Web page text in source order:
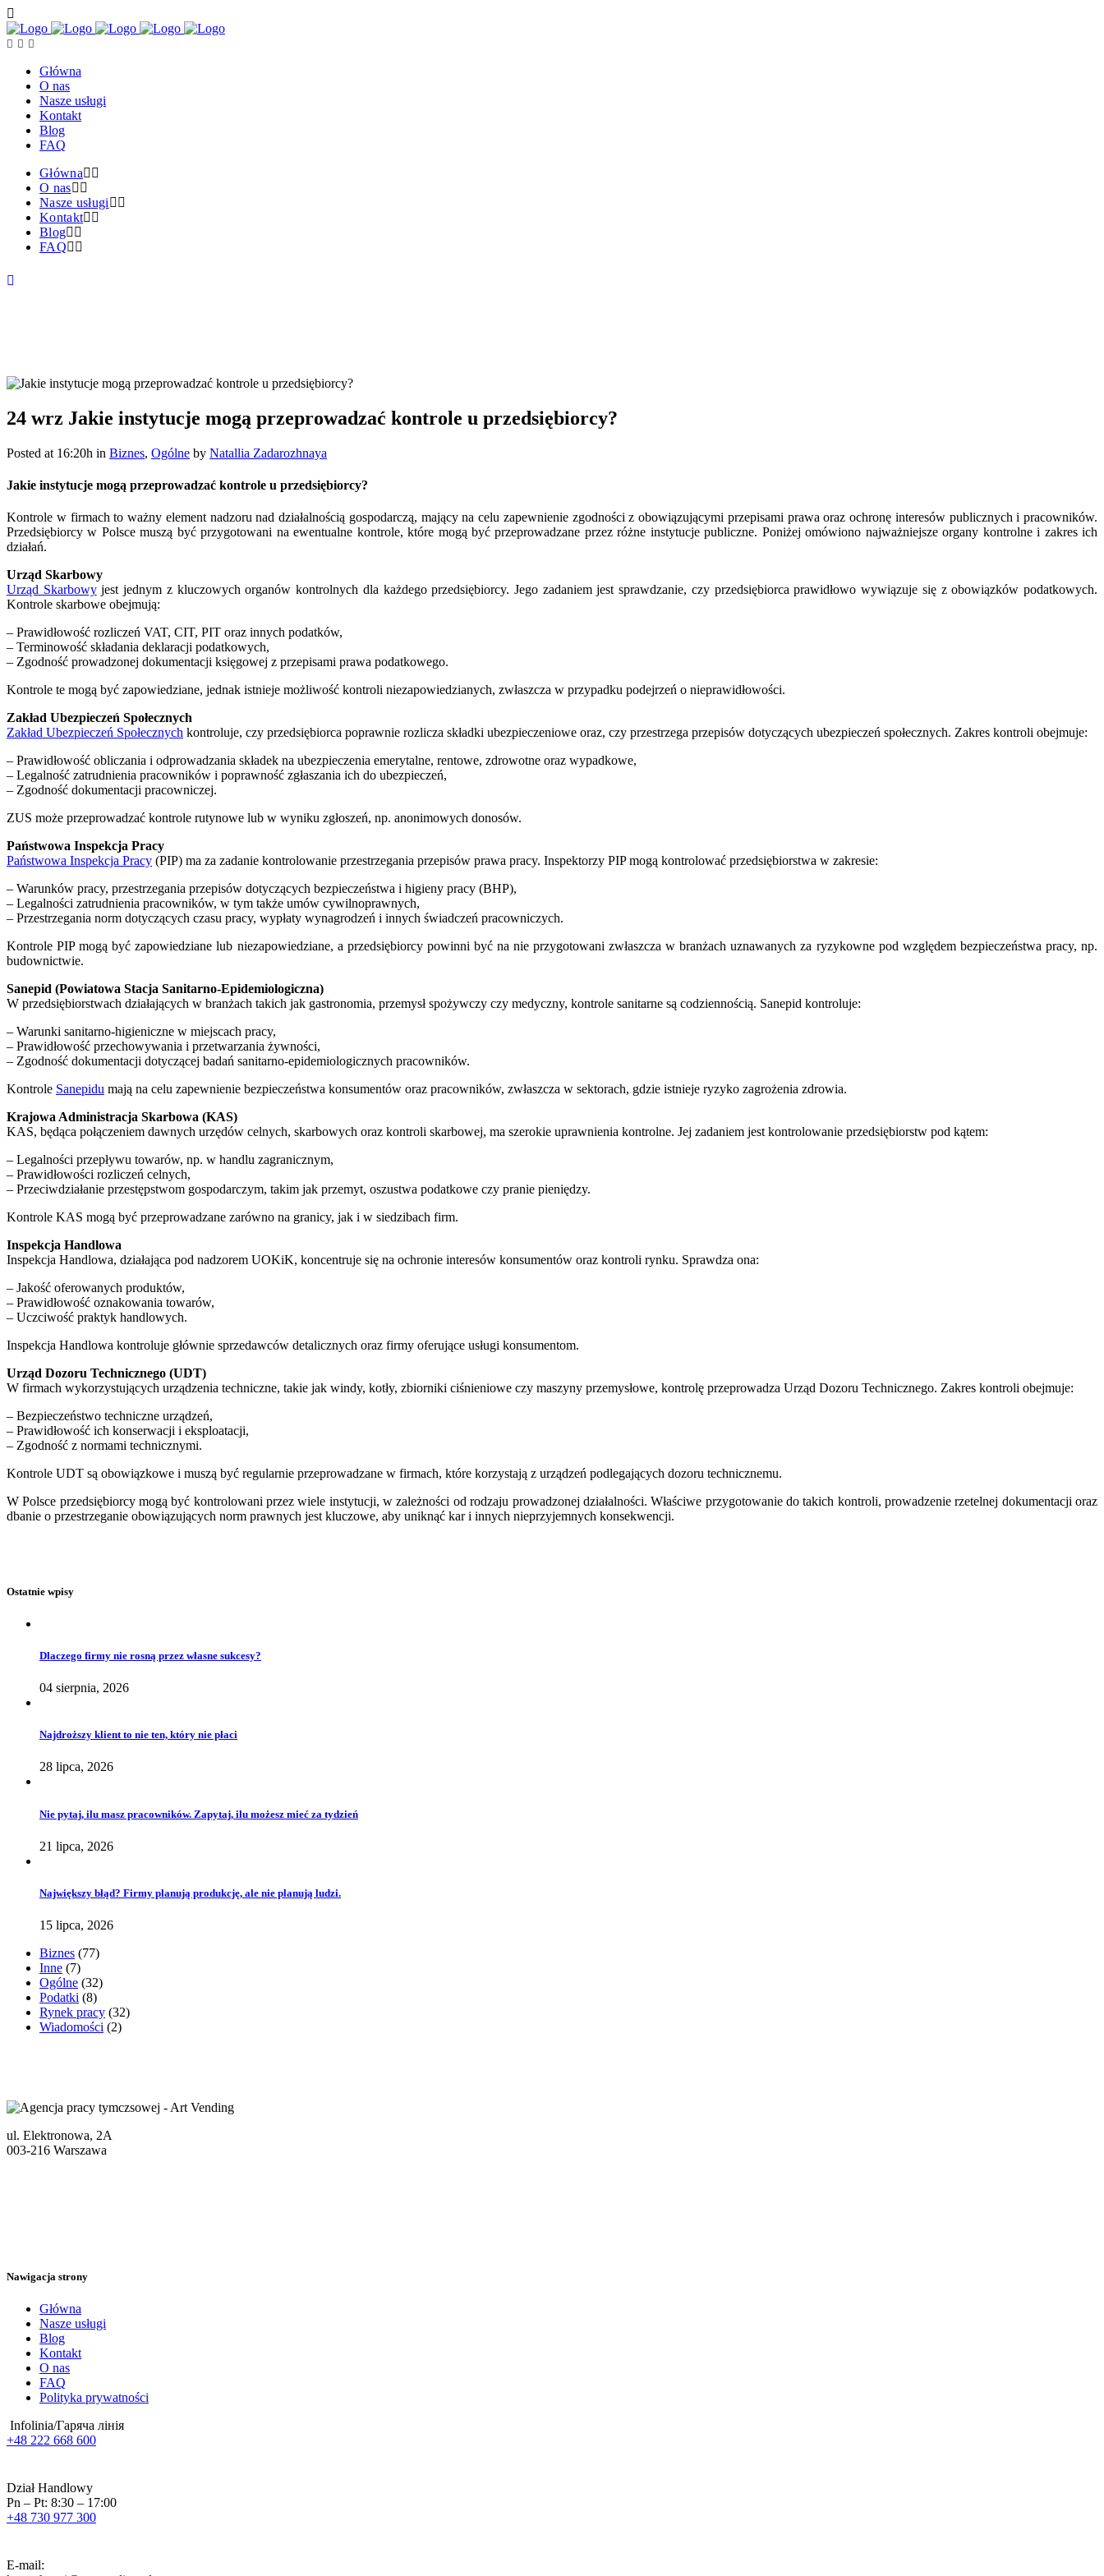
Główna
O nas
Nasze usługi
Kontakt
Blog
FAQ
Główna
O nas
Nasze usługi
Kontakt
Blog
FAQ
24 wrz Jakie instytucje mogą przeprowadzać kontrole u przedsiębiorcy?
Posted at 16:20h in Biznes, Ogólne by Natallia Zadarozhnaya
Jakie instytucje mogą przeprowadzać kontrole u przedsiębiorcy?
Kontrole w firmach to ważny element nadzoru nad działalnością gospodarczą, mający na celu zapewnienie zgodności z obowiązującymi przepisami prawa oraz ochronę interesów publicznych i pracowników.
Przedsiębiorcy w Polsce muszą być przygotowani na ewentualne kontrole, które mogą być przeprowadzane przez różne instytucje publiczne. Poniżej omówiono najważniejsze organy kontrolne i zakres ich
działań.
Urząd Skarbowy
Urząd Skarbowyjest jednym z kluczowych organów kontrolnych dla każdego przedsiębiorcy. Jego zadaniem jest sprawdzanie, czy przedsiębiorca prawidłowo wywiązuje się z obowiązków podatkowych.
Kontrole skarbowe obejmują:
– Prawidłowość rozliczeń VAT, CIT, PIT oraz innych podatków,
– Terminowość składania deklaracji podatkowych,
– Zgodność prowadzonej dokumentacji księgowej z przepisami prawa podatkowego.
Kontrole te mogą być zapowiedziane, jednak istnieje możliwość kontroli niezapowiedzianych, zwłaszcza w przypadku podejrzeń o nieprawidłowości.
Zakład Ubezpieczeń Społecznych
Zakład Ubezpieczeń Społecznych kontroluje, czy przedsiębiorca poprawnie rozlicza składki ubezpieczeniowe oraz, czy przestrzega przepisów dotyczących ubezpieczeń społecznych. Zakres kontroli obejmuje:
– Prawidłowość obliczania i odprowadzania składek na ubezpieczenia emerytalne, rentowe, zdrowotne oraz wypadkowe,
– Legalność zatrudnienia pracowników i poprawność zgłaszania ich do ubezpieczeń,
– Zgodność dokumentacji pracowniczej.
ZUS może przeprowadzać kontrole rutynowe lub w wyniku zgłoszeń, np. anonimowych donosów.
Państwowa Inspekcja Pracy
Państwowa Inspekcja Pracy (PIP) ma za zadanie kontrolowanie przestrzegania przepisów prawa pracy. Inspektorzy PIP mogą kontrolować przedsiębiorstwa w zakresie:
– Warunków pracy, przestrzegania przepisów dotyczących bezpieczeństwa i higieny pracy (BHP),
– Legalności zatrudnienia pracowników, w tym także umów cywilnoprawnych,
– Przestrzegania norm dotyczących czasu pracy, wypłaty wynagrodzeń i innych świadczeń pracowniczych.
Kontrole PIP mogą być zapowiedziane lub niezapowiedziane, a przedsiębiorcy powinni być na nie przygotowani zwłaszcza w branżach uznawanych za ryzykowne pod względem bezpieczeństwa pracy, np.
budownictwie.
Sanepid (Powiatowa Stacja Sanitarno-Epidemiologiczna)
W przedsiębiorstwach działających w branżach takich jak gastronomia, przemysł spożywczy czy medyczny, kontrole sanitarne są codziennością. Sanepid kontroluje:
– Warunki sanitarno-higieniczne w miejscach pracy,
– Prawidłowość przechowywania i przetwarzania żywności,
– Zgodność dokumentacji dotyczącej badań sanitarno-epidemiologicznych pracowników.
Kontrole Sanepidu mają na celu zapewnienie bezpieczeństwa konsumentów oraz pracowników, zwłaszcza w sektorach, gdzie istnieje ryzyko zagrożenia zdrowia.
Krajowa Administracja Skarbowa (KAS)
KAS, będąca połączeniem dawnych urzędów celnych, skarbowych oraz kontroli skarbowej, ma szerokie uprawnienia kontrolne. Jej zadaniem jest kontrolowanie przedsiębiorstw pod kątem:
– Legalności przepływu towarów, np. w handlu zagranicznym,
– Prawidłowości rozliczeń celnych,
– Przeciwdziałanie przestępstwom gospodarczym, takim jak przemyt, oszustwa podatkowe czy pranie pieniędzy.
Kontrole KAS mogą być przeprowadzane zarówno na granicy, jak i w siedzibach firm.
Inspekcja Handlowa
Inspekcja Handlowa, działająca pod nadzorem UOKiK, koncentruje się na ochronie interesów konsumentów oraz kontroli rynku. Sprawdza ona:
– Jakość oferowanych produktów,
– Prawidłowość oznakowania towarów,
– Uczciwość praktyk handlowych.
Inspekcja Handlowa kontroluje głównie sprzedawców detalicznych oraz firmy oferujące usługi konsumentom.
Urząd Dozoru Technicznego (UDT)
W firmach wykorzystujących urządzenia techniczne, takie jak windy, kotły, zbiorniki ciśnieniowe czy maszyny przemysłowe, kontrolę przeprowadza Urząd Dozoru Technicznego. Zakres kontroli obejmuje:
– Bezpieczeństwo techniczne urządzeń,
– Prawidłowość ich konserwacji i eksploatacji,
– Zgodność z normami technicznymi.
Kontrole UDT są obowiązkowe i muszą być regularnie przeprowadzane w firmach, które korzystają z urządzeń podlegających dozoru technicznemu.
W Polsce przedsiębiorcy mogą być kontrolowani przez wiele instytucji, w zależności od rodzaju prowadzonej działalności. Właściwe przygotowanie do takich kontroli, prowadzenie rzetelnej dokumentacji oraz
dbanie o przestrzeganie obowiązujących norm prawnych jest kluczowe, aby uniknąć kar i innych nieprzyjemnych konsekwencji.
Ostatnie wpisy
Dlaczego firmy nie rosną przez własne sukcesy?
04 sierpnia, 2026
Najdroższy klient to nie ten, który nie płaci
28 lipca, 2026
Nie pytaj, ilu masz pracowników. Zapytaj, ilu możesz mieć za tydzień
21 lipca, 2026
Największy błąd? Firmy planują produkcję, ale nie planują ludzi.
15 lipca, 2026
Biznes (77)
Inne (7)
Ogólne (32)
Podatki (8)
Rynek pracy (32)
Wiadomości (2)
ul. Elektronowa, 2A
003-216 Warszawa
Nawigacja strony
Główna
Nasze usługi
Blog
Kontakt
O nas
FAQ
Polityka prywatności
Infolinia/Гаряча лінія
+48 222 668 600
Dział Handlowy
Pn – Pt: 8:30 – 17:00
+48 730 977 300
E-mail: